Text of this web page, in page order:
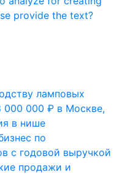
provide the text?
по
с годовой выручкой
продажи и